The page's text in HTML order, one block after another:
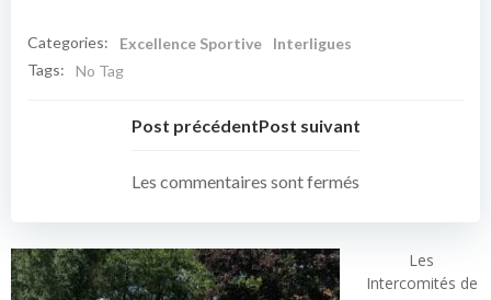
Categories: Excellence Sportive
Interligues
Tags:
No Tag
Post précédentPost suivant
Les commentaires sont fermés
Les
Intercomités de